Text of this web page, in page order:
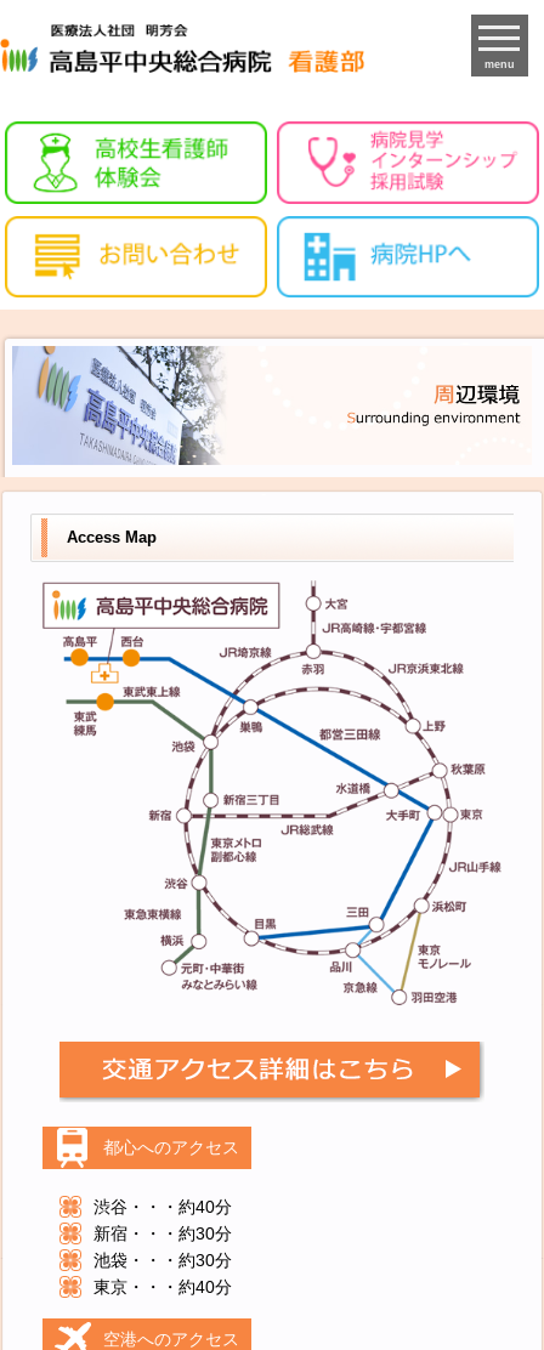
menu
Access Map
都心へのアクセス
渋谷・・・約40分
新宿・・・約30分
池袋・・・約30分
東京・・・約40分
空港へのアクセス